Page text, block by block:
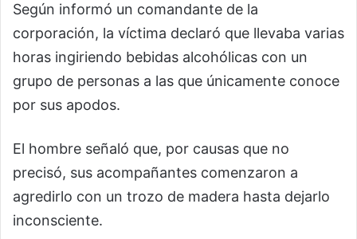
Según informó un comandante de la
corporación, la víctima declaró que llevaba varias
horas ingiriendo bebidas alcohólicas con un
grupo de personas a las que únicamente conoce
por sus apodos.
El hombre señaló que, por causas que no
precisó, sus acompañantes comenzaron a
agredirlo con un trozo de madera hasta dejarlo
inconsciente.